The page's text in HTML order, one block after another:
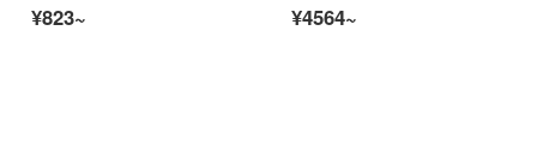
¥823~
¥4564~